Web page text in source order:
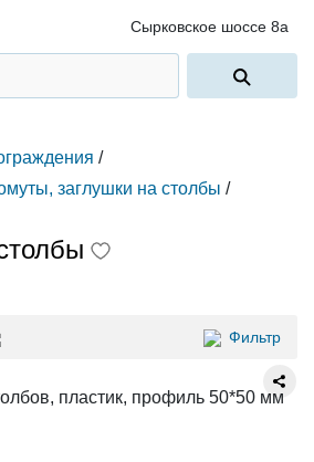
Сырковское шоссе 8а
/
заглушки на столбы /
Фильтр